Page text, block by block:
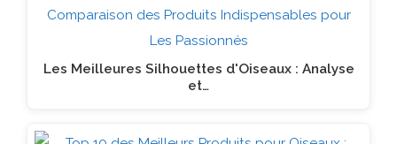
Les Meilleures Silhouettes d'Oiseaux : Analyse
et…